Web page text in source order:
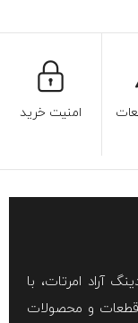
امنیت خرید
آراد امرتات، با
و محصولات